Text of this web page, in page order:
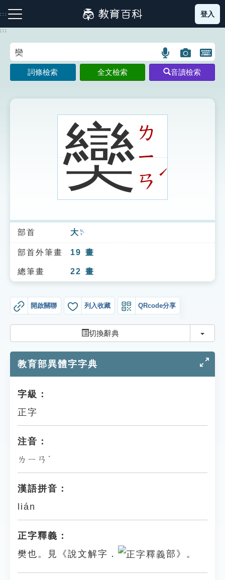
到
主
:::
注音索引圖示 筆畫索引圖示 部首索引表圖示
索引選單
知識索引
單字索引
貓頭鷹博士
登入
:::
語
言
搜
示
圖
片
搜
開
鍵
圖
詞條檢索 全文檢索 音讀檢索
奱ㄌ
ㄧ
ㄢ
ˊ
部首 大 ㄉㄚˋ
部首外筆畫 19 畫
總筆畫 22 畫
開啟關聯 列入收藏 QRcode分享
切換辭典 切換
教育部異體字字典
字級：
正字
注音：
ㄌㄧㄢˊ
漢語拼音：
lián
正字釋義：
樊也。見《說文解字．
部》。